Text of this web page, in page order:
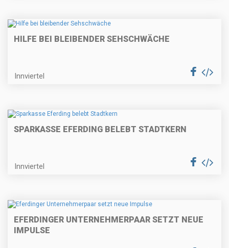
HILFE BEI BLEIBENDER SEHSCHWÄCHE
Innviertel
SPARKASSE EFERDING BELEBT STADTKERN
Innviertel
EFERDINGER UNTERNEHMERPAAR SETZT NEUE
IMPULSE